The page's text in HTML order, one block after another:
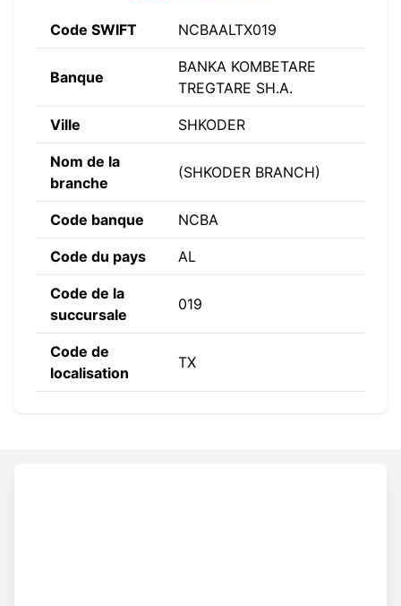
Code SWIFT NCBAALTX019
Banque
BANKA KOMBETARE
TREGTARE SH.A.
Ville SHKODER
Nom de la
branche
(SHKODER BRANCH)
Code banque NCBA
Code du pays AL
Code de la
succursale
019
Code de
localisation
TX